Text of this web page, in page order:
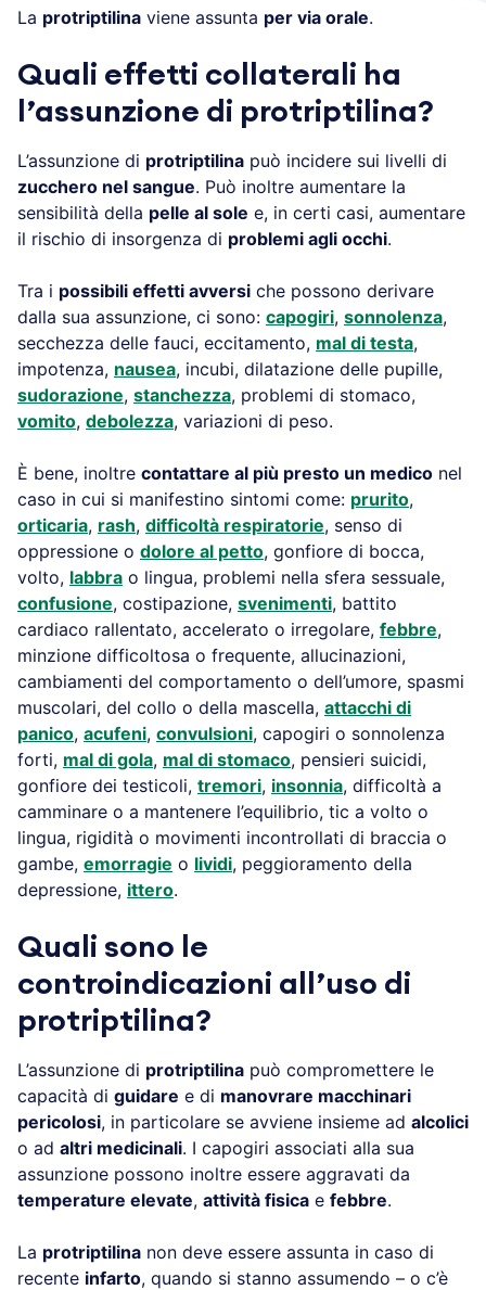
La protriptilina viene assunta per via orale.
Quali effetti collaterali ha
l’assunzione di protriptilina?
L’assunzione di protriptilina può incidere sui livelli di
zucchero nel sangue. Può inoltre aumentare la
sensibilità della pelle al sole e, in certi casi, aumentare
il rischio di insorgenza di problemi agli occhi.
Tra i possibili effetti avversi che possono derivare
dalla sua assunzione, ci sono: capogiri, sonnolenza,
secchezza delle fauci, eccitamento, mal di testa,
impotenza, nausea, incubi, dilatazione delle pupille,
sudorazione, stanchezza, problemi di stomaco,
vomito, debolezza, variazioni di peso.
È bene, inoltre contattare al più presto un medico nel
caso in cui si manifestino sintomi come: prurito,
orticaria, rash, difficoltà respiratorie, senso di
oppressione o dolore al petto, gonfiore di bocca,
volto, labbra o lingua, problemi nella sfera sessuale,
confusione, costipazione, svenimenti, battito
cardiaco rallentato, accelerato o irregolare, febbre,
minzione difficoltosa o frequente, allucinazioni,
cambiamenti del comportamento o dell’umore, spasmi
muscolari, del collo o della mascella, attacchi di
panico, acufeni, convulsioni, capogiri o sonnolenza
forti, mal di gola, mal di stomaco, pensieri suicidi,
gonfiore dei testicoli, tremori, insonnia, difficoltà a
camminare o a mantenere l’equilibrio, tic a volto o
lingua, rigidità o movimenti incontrollati di braccia o
gambe, emorragie o lividi, peggioramento della
depressione, ittero.
Quali sono le
controindicazioni all’uso di
protriptilina?
L’assunzione di protriptilina può compromettere le
capacità di guidare e di manovrare macchinari
pericolosi, in particolare se avviene insieme ad alcolici
o ad altri medicinali. I capogiri associati alla sua
assunzione possono inoltre essere aggravati da
temperature elevate, attività fisica e febbre.
La protriptilina non deve essere assunta in caso di
recente infarto, quando si stanno assumendo – o c’è